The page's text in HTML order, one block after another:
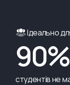
Ідеально
90%
студентів не